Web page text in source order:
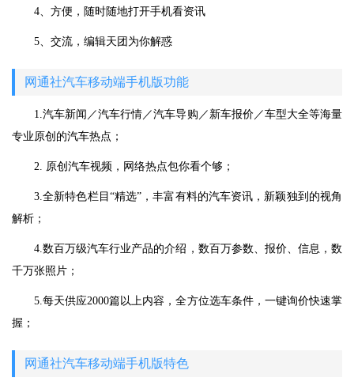
4、方便，随时随地打开手机看资讯
5、交流，编辑天团为你解惑
网通社汽车移动端手机版功能
1.汽车新闻／汽车行情／汽车导购／新车报价／车型大全等海量
专业原创的汽车热点；
2. 原创汽车视频，网络热点包你看个够；
3.全新特色栏目“精选”，丰富有料的汽车资讯，新颖独到的视角
解析；
4.数百万级汽车行业产品的介绍，数百万参数、报价、信息，数
千万张照片；
5.每天供应2000篇以上内容，全方位选车条件，一键询价快速掌
握；
网通社汽车移动端手机版特色